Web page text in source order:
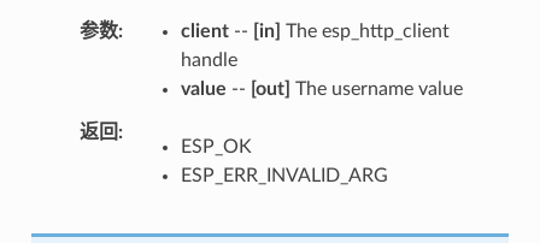
参数 client-- [in] The esp_http_client
handle
value -- [out] The username value
返回
ESP_OK
ESP_ERR_INVALID_ARG